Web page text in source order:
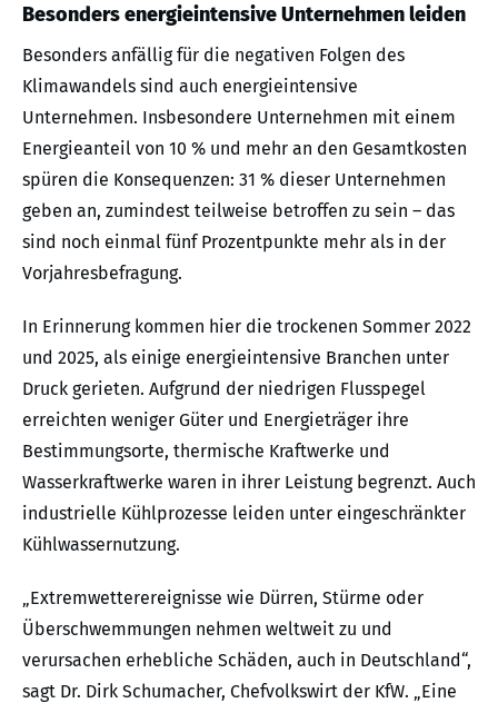
Besonders energieintensive Unternehmen leiden
Besonders anfällig für die negativen Folgen des
Klimawandels sind auch energieintensive
Unternehmen. Insbesondere Unternehmen mit einem
Energieanteil von 10 % und mehr an den Gesamtkosten
spüren die Konsequenzen: 31 % dieser Unternehmen
geben an, zumindest teilweise betroffen zu sein – das
sind noch einmal fünf Prozentpunkte mehr als in der
Vorjahresbefragung.
In Erinnerung kommen hier die trockenen Sommer 2022
und 2025, als einige energieintensive Branchen unter
Druck gerieten. Aufgrund der niedrigen Flusspegel
erreichten weniger Güter und Energieträger ihre
Bestimmungsorte, thermische Kraftwerke und
Wasserkraftwerke waren in ihrer Leistung begrenzt. Auch
industrielle Kühlprozesse leiden unter eingeschränkter
Kühlwassernutzung.
„Extremwetterereignisse wie Dürren, Stürme oder
Überschwemmungen nehmen weltweit zu und
verursachen erhebliche Schäden, auch in Deutschland“,
sagt Dr. Dirk Schumacher, Chefvolkswirt der KfW. „Eine